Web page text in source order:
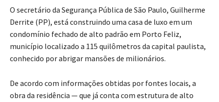
O secretário da Segurança Pública de São Paulo, Guilherme
Derrite (PP), está construindo uma casa de luxo em um
condomínio fechado de alto padrão em Porto Feliz,
município localizado a 115 quilômetros da capital paulista,
conhecido por abrigar mansões de milionários.
De acordo com informações obtidas por fontes locais, a
obra da residência — que já conta com estrutura de alto